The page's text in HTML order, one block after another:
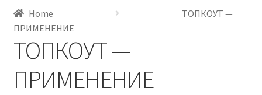
Контакты
Home
ТОПКОУТ —
ПРИМЕНЕНИЕ
ТОПКОУТ —
ПРИМЕНЕНИЕ